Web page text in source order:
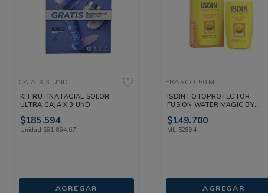
CAJA X 3 UND
KIT RUTINA FACIAL SOLOR
ULTRA CAJA X 3 UND
$185.594
Unidad $61.864,67
AGREGAR
FRASCO 50 ML
ISDIN FOTOPROTECTOR
FUSION WATER MAGIC BY
$149.700
ML $2994
AGREGAR